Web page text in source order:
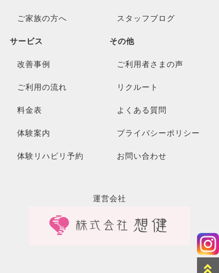
ご家族の方へ スタッフブログ
サービス
改善事例
ご利用の流れ
料金表
体験案内
体験リハビリ予約
その他
ご利用者さまの声
リクルート
よくある質問
プライバシーポリシー
お問い合わせ
運営会社